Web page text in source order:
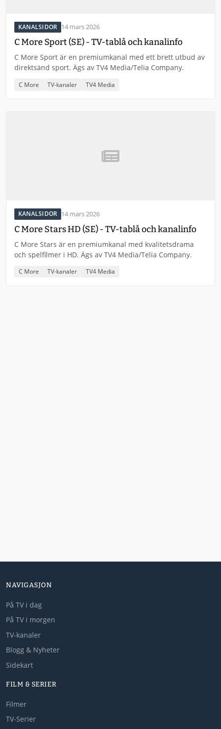
KANALSIDOR 14 mars 2026
C More Sport (SE) - TV-tablå och kanalinfo
C More Sport är en premiumkanal med ett brett utbud av
direktsänd sport. Ägs av TV4 Media/Telia Company.
C More TV-kanaler TV4 Media
KANALSIDOR 14 mars 2026
C More Stars HD (SE) - TV-tablå och kanalinfo
C More Stars är en premiumkanal med kvalitetsdrama
och spelfilmer i HD. Ägs av TV4 Media/Telia Company.
C More TV-kanaler TV4 Media
NAVIGASJON
På TV i dag
På TV i morgen
TV-kanaler
Blogg & Nyheter
Sidekart
FILM & SERIER
Filmer
TV-Serier